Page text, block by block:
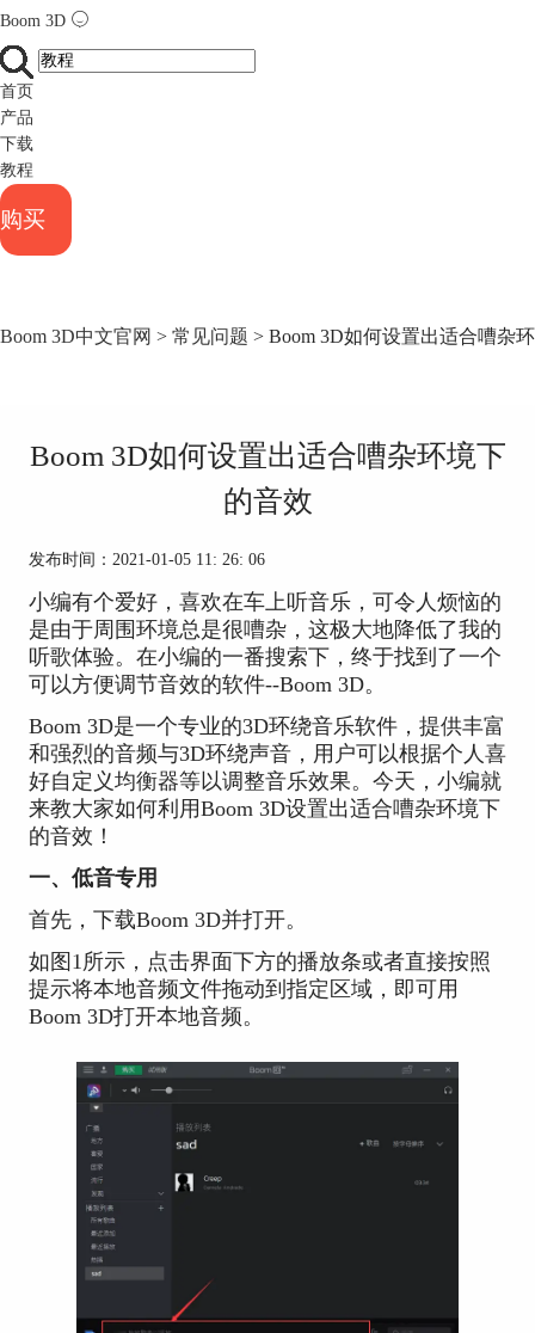
Boom 3D
首页
产品
下载
教程
购买
Boom 3D中文官网 > 常见问题 > Boom 3D如何设置出适合嘈杂
Boom 3D如何设置出适合嘈杂环境下
的音效
发布时间：2021-01-05 11: 26: 06
小编有个爱好，喜欢在车上听音乐，可令人烦恼的
是由于周围环境总是很嘈杂，这极大地降低了我的
听歌体验。在小编的一番搜索下，终于找到了一个
可以方便调节音效的软件--Boom 3D。
Boom 3D是一个专业的3D环绕音乐软件，提供丰富
和强烈的音频与3D环绕声音，用户可以根据个人喜
好自定义均衡器等以调整音乐效果。今天，小编就
来教大家如何利用Boom 3D设置出适合嘈杂环境下
的音效！
一、低音专用
首先，下载Boom 3D并打开。
如图1所示，点击界面下方的播放条或者直接按照
提示将本地音频文件拖动到指定区域，即可用
Boom 3D打开本地音频。